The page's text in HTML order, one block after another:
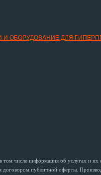
И ОБОРУДОВАНИЕ ДЛЯ
том числе информация об услугах и
публичной оферты.